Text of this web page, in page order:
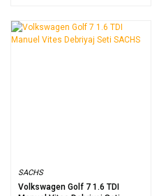
SACHS
Volkswagen Golf 7 1.6 TDI